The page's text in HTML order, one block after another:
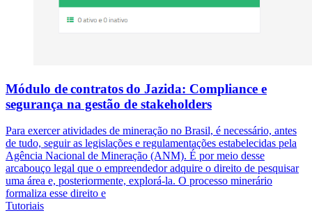
Módulo de contratos do Jazida: Compliance e
segurança na gestão de stakeholders
Para exercer atividades de mineração no Brasil, é necessário, antes
de tudo, seguir as legislações e regulamentações estabelecidas pela
Agência Nacional de Mineração (ANM). É por meio desse
arcabouço legal que o empreendedor adquire o direito de pesquisar
uma área e, posteriormente, explorá-la. O processo minerário
formaliza esse direito e
Tutoriais